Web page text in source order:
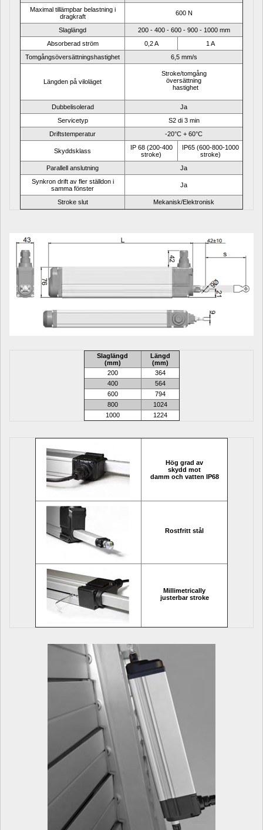
Maximal tillämpbar belastning i
dragkraft
600 N
Slaglängd
200 - 400 - 600 - 900 - 1000 mm
Absorberad ström
0,2 A
1 A
Tomgångsöversättningshastighet
6,5 mm/s
Längden på viloläget
Stroke/tomgång
översättning
hastighet
Dubbelisolerad
Ja
Servicetyp
S2 di 3 min
Driftstemperatur
-20°C + 60°C
Skyddsklass
IP 68 (200-400
stroke)
IP65 (600-800-1000
stroke)
Parallell anslutning
Ja
Synkron drift av fler ställdon i
samma fönster
Ja
Stroke slut Mekanisk/Elektronisk
Slaglängd
(mm)
Längd
(mm)
200
364
400
564
600
794
800
1024
1000
1224
Hög grad av
skydd mot
damm och vatten IP68
Rostfritt stål
Millimetrically
justerbar stroke